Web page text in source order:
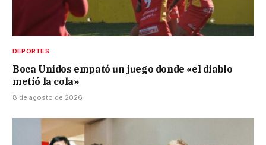
DEPORTES
Boca Unidos empató un juego donde «el diablo
metió la cola»
8 de agosto de 2026